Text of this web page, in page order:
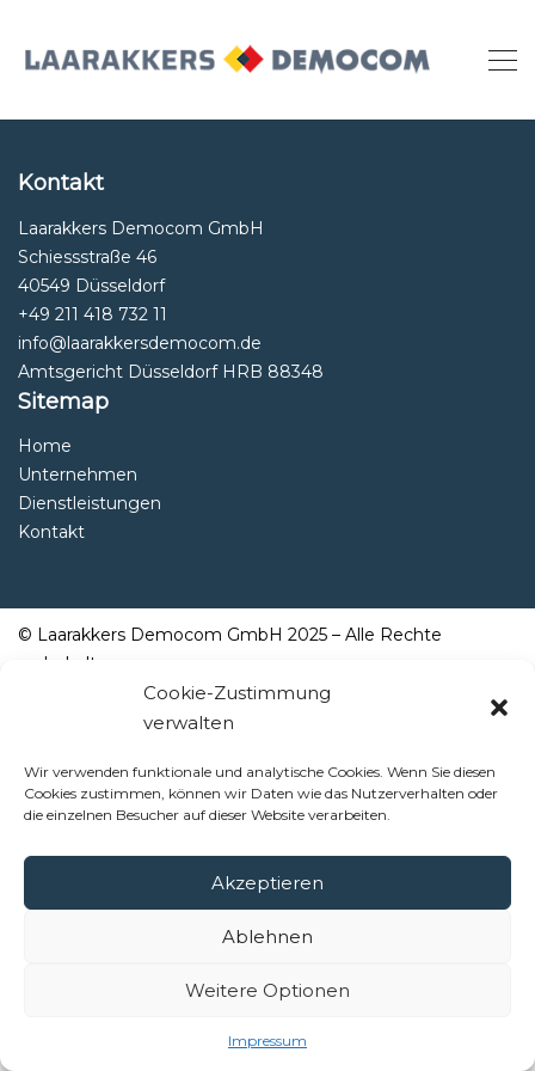
Cookie-Zustimmung
verwalten
Wir verwenden funktionale und analytische Cookies. Wenn Sie diesen
Cookies zustimmen, können wir Daten wie das Nutzerverhalten oder
die einzelnen Besucher auf dieser Website verarbeiten.
Akzeptieren
Ablehnen
Weitere Optionen
Impressum
Kontakt
Laarakkers Democom GmbH
Schiessstraße 46
40549 Düsseldorf
+49 211 418 732 11
info@laarakkersdemocom.de
Amtsgericht Düsseldorf HRB 88348
Sitemap
Home
Unternehmen
Dienstleistungen
Kontakt
© Laarakkers Democom GmbH 2025 – Alle Rechte
vorbehalten